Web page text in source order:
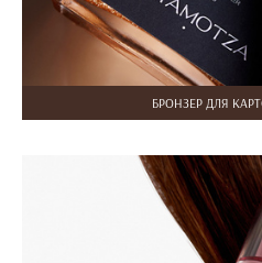
БРОНЗЕР ДЛЯ